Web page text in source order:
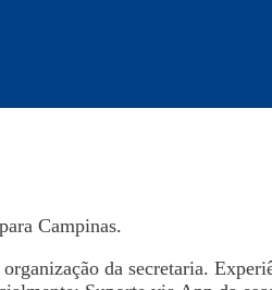
Campinas.
da secretaria.